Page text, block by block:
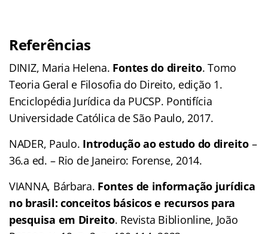
Referências
DINIZ, Maria Helena. Fontes do direito. Tomo
Teoria Geral e Filosofia do Direito, edição 1.
Enciclopédia Jurídica da PUCSP. Pontifícia
Universidade Católica de São Paulo, 2017.
NADER, Paulo. Introdução ao estudo do direito–
36.a ed. – Rio de Janeiro: Forense, 2014.
VIANNA, Bárbara. Fontes de informação jurídica
no brasil: conceitos básicos e recursos para
pesquisa em Direito. Revista Biblionline, João